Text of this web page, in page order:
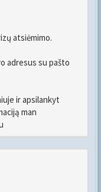
atsiėmimo.
adresus su pašto
ir apsilankyt
man